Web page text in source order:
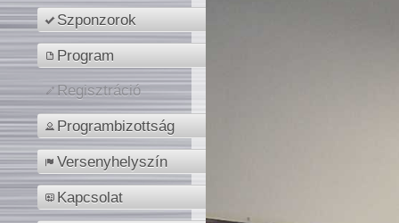
Szponzorok
Program
Regisztráció
Programbizottság
Versenyhelyszín
Kapcsolat